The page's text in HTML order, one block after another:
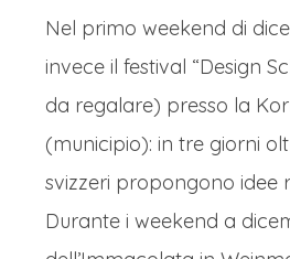
locale. A pochi passi
verso Place Broglie,
mercatini di Natale
della città. Tra le
vendono artigianato
decorazioni natalizie
sarà possibile
Nel primo weekend di
invece il festival “Design
da regalare) presso la
(municipio): in tre giorni
svizzeri propongono idee
Durante i weekend a